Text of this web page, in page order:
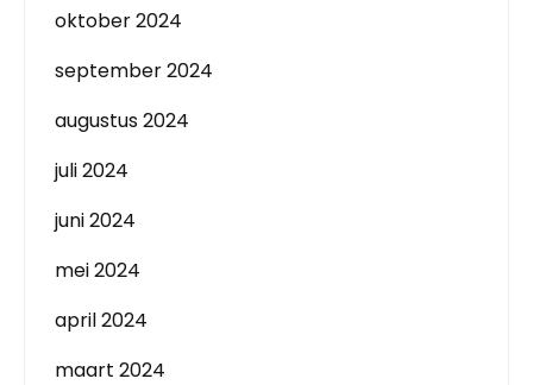
oktober 2024
september 2024
augustus 2024
juli 2024
juni 2024
mei 2024
april 2024
maart 2024